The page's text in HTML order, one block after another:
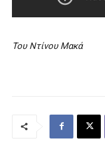
Του Ντίνου Μακά